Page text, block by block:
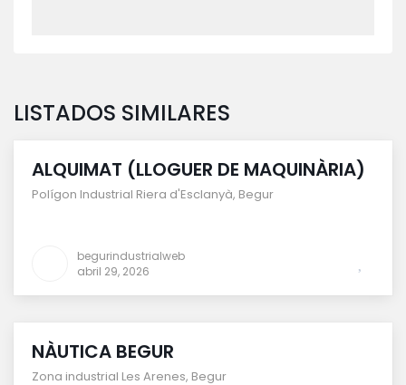
LISTADOS SIMILARES
ALQUIMAT (LLOGUER DE MAQUINÀRIA)
Polígon Industrial Riera d'Esclanyà, Begur
begurindustrialweb
abril 29, 2026
NÀUTICA BEGUR
Zona industrial Les Arenes, Begur